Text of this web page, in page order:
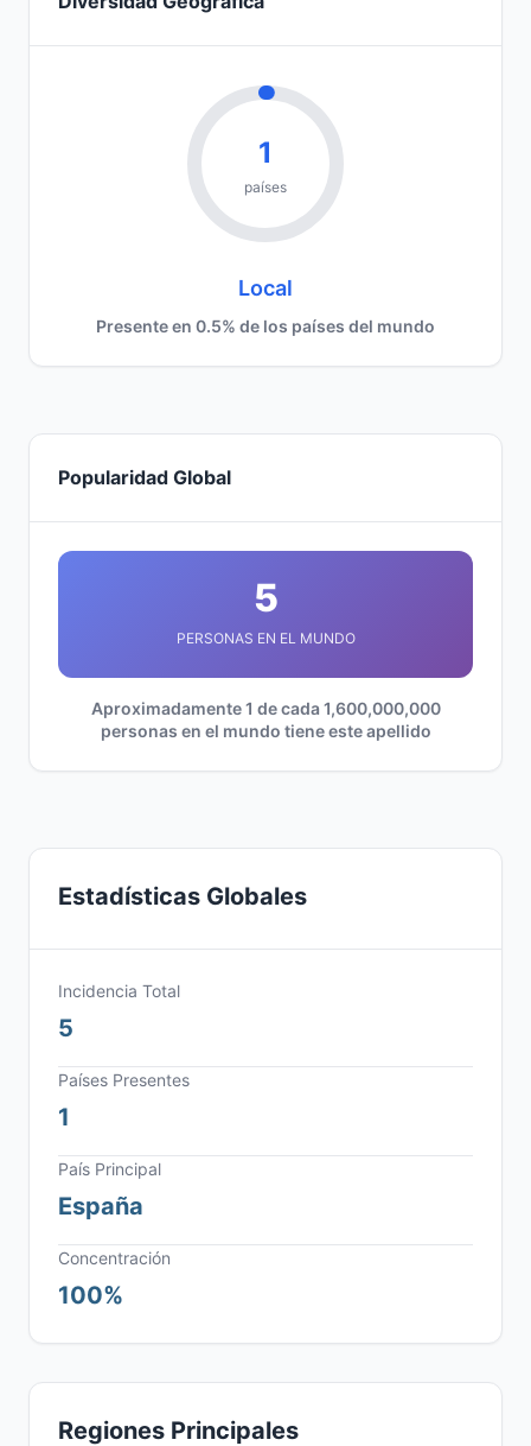
1
países
Local
Presente en 0.5% de los países del mundo
Popularidad Global
5
PERSONAS EN EL MUNDO
Aproximadamente 1 de cada 1,600,000,000
personas en el mundo tiene este apellido
Estadísticas Globales
Incidencia Total
5
Países Presentes
1
País Principal
España
Concentración
100%
Regiones Principales